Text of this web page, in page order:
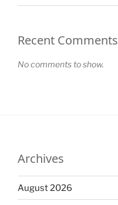
Recent Comments
No comments to show.
Archives
August 2026